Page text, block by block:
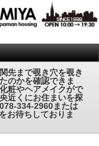
先まで覗き穴を覗き
のかを確認できま
粧やヘアメイクがで
近くにお住まいを探
334-2960または
お待ちしておりま